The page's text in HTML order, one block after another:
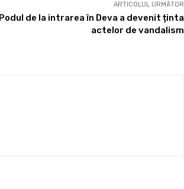
ARTICOLUL URMĂTOR
Podul de la intrarea în Deva a devenit ținta
actelor de vandalism